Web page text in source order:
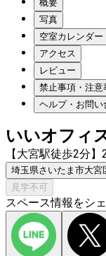
概要
写真
空室カレンダー
アクセス
レビュー
禁止事項・注意
ヘルプ・お問い
いいオフィ
【大宮駅徒歩2分
埼玉県さいたま市大宮
見学不可
スペース情報をシ